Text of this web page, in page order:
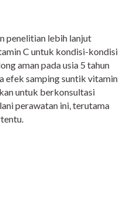
penelitian lebih lanjut
C untuk kondisi-kondisi
aman pada usia 5 tahun
efek samping suntik vitamin
untuk berkonsultasi
perawatan ini, terutama